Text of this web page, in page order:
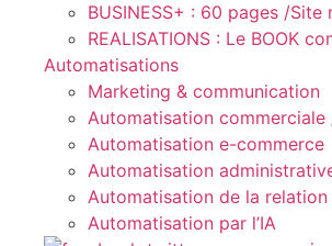
BUSINESS+ : 60 pages /Site
REALISATIONS : Le BOOK
Automatisations
Marketing & communication
Automatisation commerciale
Automatisation e-commerce
Automatisation
Automatisation de la relation
Automatisation par l’IA